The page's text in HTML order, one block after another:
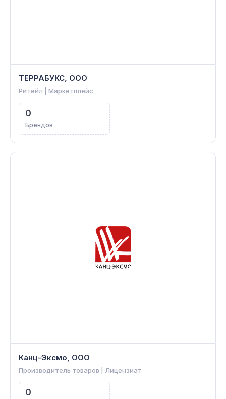
ТЕРРАБУКС, ООО
Ритейл | Маркетплейс
0
Брендов
Канц-Эксмо, ООО
Производитель товаров | Лицензиат
0